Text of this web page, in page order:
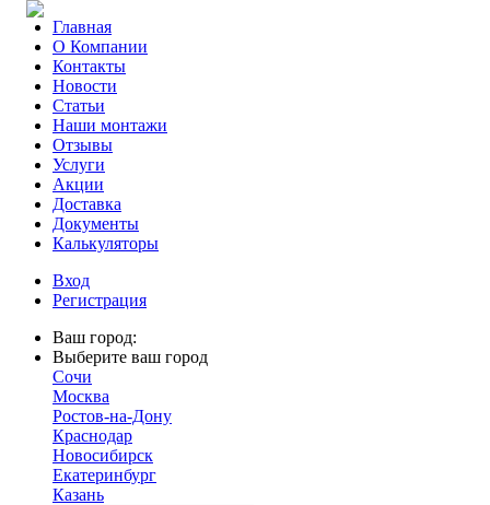
Главная
О Компании
Контакты
Новости
Статьи
Наши монтажи
Отзывы
Услуги
Акции
Доставка
Документы
Калькуляторы
Вход
Регистрация
Ваш город:
Выберите ваш город
Сочи
Москва
Ростов-на-Дону
Краснодар
Новосибирск
Екатеринбург
Казань